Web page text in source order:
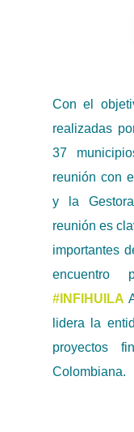
Con el
realizadas
37
reunión con
y la
reunión es
importantes
encuentro
#INFIHUILA
lidera la
proyectos
Colombiana.